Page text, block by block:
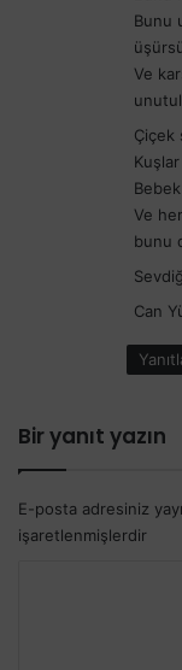
Bunu
Ve
Çiçek
Ve
bunu
Can
Bir yanıt yazın
E-posta adresiniz
işaretlenmişlerdir